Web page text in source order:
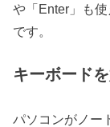
や「Enter」も
です。
キーボード
パソコンがノー